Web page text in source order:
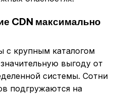
CDN максимально
с крупным каталогом
выгоду от
системы. Сотни
подгружаются на